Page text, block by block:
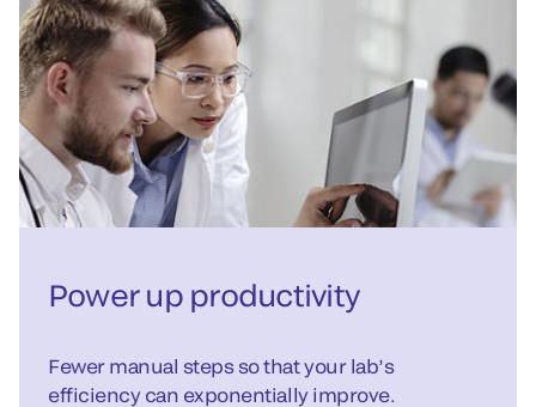
Power up productivity
Fewer manual steps so that your lab’s
efficiency can exponentially improve.